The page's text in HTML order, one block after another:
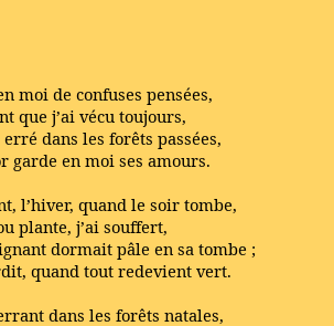
moi de confuses pensées,
que j’ai vécu toujours,
dans les forêts passées,
garde en moi ses amours.
l’hiver, quand le soir tombe,
plante, j’ai souffert,
dormait pâle en sa tombe ;
quand tout redevient vert.
dans les forêts natales,